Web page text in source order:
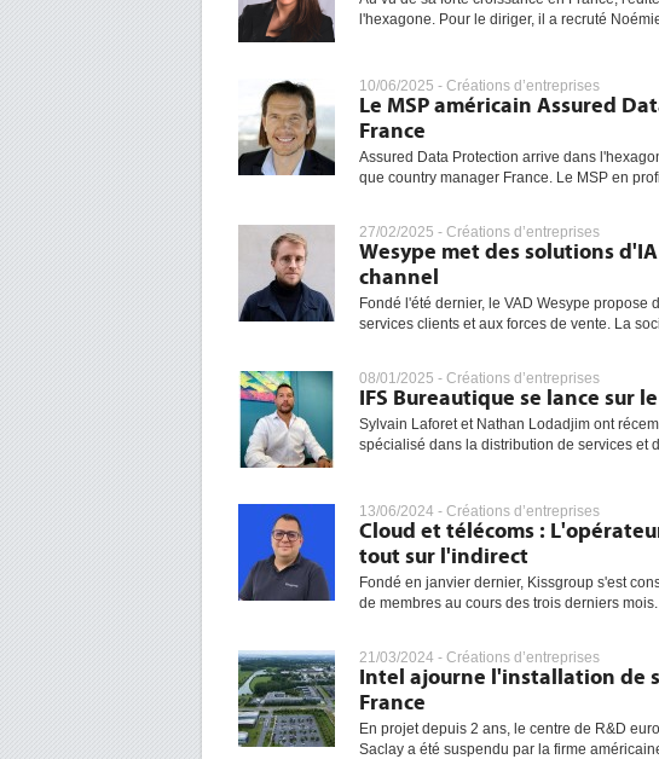
l'hexagone. Pour le diriger, il a recruté
10/06/2025 - Créations d’entreprises
Le MSP américain Assured
France
Assured Data Protection arrive dans
que country manager France. Le MSP en
27/02/2025 - Créations d’entreprises
Wesype met des solutions
channel
Fondé l'été dernier, le VAD Wesype propose
services clients et aux forces de vente. La
08/01/2025 - Créations d’entreprises
IFS Bureautique se lance sur
Sylvain Laforet et Nathan Lodadjim ont
spécialisé dans la distribution de services et
13/06/2024 - Créations d’entreprises
Cloud et télécoms :
tout sur l'indirect
Fondé en janvier dernier, Kissgroup s'est
de membres au cours des trois derniers mois.
21/03/2024 - Créations d’entreprises
Intel ajourne l'installation de
France
En projet depuis 2 ans, le centre de R&D
Saclay a été suspendu par la firme